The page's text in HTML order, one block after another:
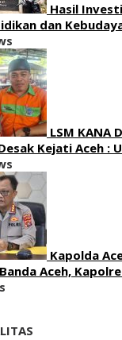
Hasil
dan
LSM KANA
Kejati Aceh :
Kapolda
Aceh,